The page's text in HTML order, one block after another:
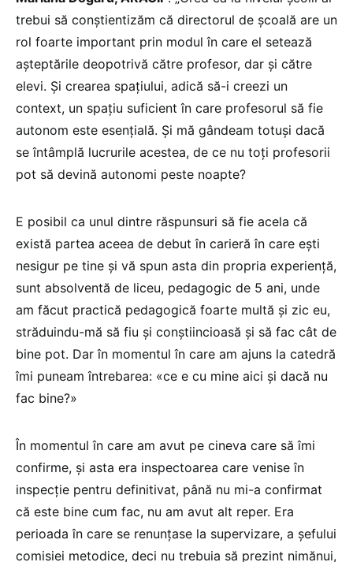
trebui să conștientizăm că directorul de școală are un
rol foarte important prin modul în care el setează
așteptările deopotrivă către profesor, dar și către
elevi. Și crearea spațiului, adică să-i creezi un
context, un spațiu suficient în care profesorul să fie
autonom este esențială. Și mă gândeam totuși dacă
se întâmplă lucrurile acestea, de ce nu toți profesorii
pot să devină autonomi peste noapte?
E posibil ca unul dintre răspunsuri să fie acela că
există partea aceea de debut în carieră în care ești
nesigur pe tine și vă spun asta din propria experiență,
sunt absolventă de liceu, pedagogic de 5 ani, unde
am făcut practică pedagogică foarte multă și zic eu,
străduindu-mă să fiu și conștiincioasă și să fac cât de
bine pot. Dar în momentul în care am ajuns la catedră
îmi puneam întrebarea: «ce e cu mine aici și dacă nu
fac bine?»
În momentul în care am avut pe cineva care să îmi
confirme, și asta era inspectoarea care venise în
inspecție pentru definitivat, până nu mi-a confirmat
că este bine cum fac, nu am avut alt reper. Era
perioada în care se renunțase la supervizare, a șefului
comisiei metodice, deci nu trebuia să prezint nimănui,